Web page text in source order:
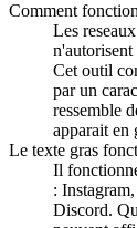
Comment
Les
n'autorisent
Cet outil
par un
ressemble
apparait en
Le texte gras
Il
:
Discord.